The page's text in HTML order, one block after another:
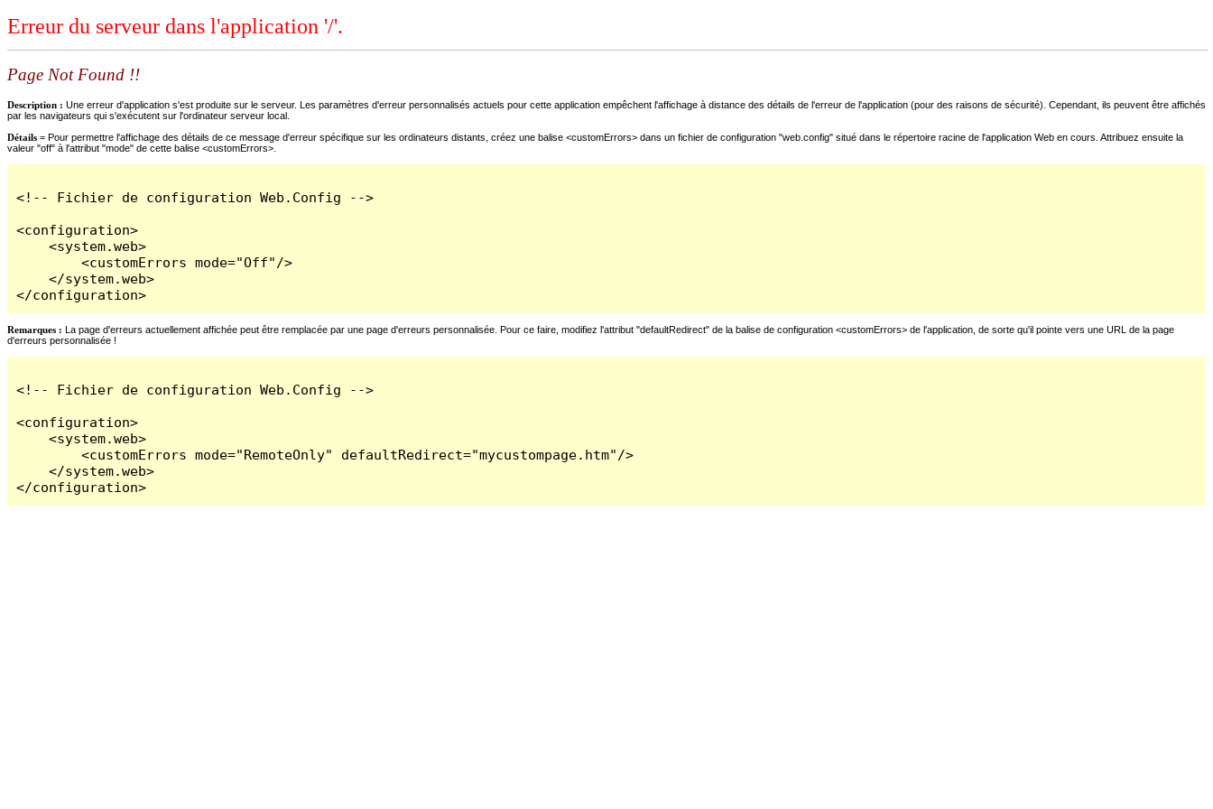
Erreur du serveur dans l'application '/'.
Page Not Found !!
Description : Une erreur d'application s'est produite sur le serveur. Les paramètres d'erreur personnalisés actuels pour cette application empêchent l'affichage à distance des détails de l'erreur de l'application (pour des raisons de sécurité). Cependant, ils peuvent être affichés
par les navigateurs qui s'exécutent sur l'ordinateur serveur local.
Détails = Pour permettre l'affichage des détails de ce message d'erreur spécifique sur les ordinateurs distants, créez une balise <customErrors> dans un fichier de configuration "web.config" situé dans le répertoire racine de l'application Web en cours. Attribuez ensuite la
valeur "off" à l'attribut "mode" de cette balise <customErrors>.
<!-- Fichier de configuration Web.Config -->
<configuration>
    <system.web>
        <customErrors mode="Off"/>
    </system.web>
</configuration>
Remarques : La page d'erreurs actuellement affichée peut être remplacée par une page d'erreurs personnalisée. Pour ce faire, modifiez l'attribut "defaultRedirect" de la balise de configuration <customErrors> de l'application, de sorte qu'il pointe vers une URL de la page
d'erreurs personnalisée !
<!-- Fichier de configuration Web.Config -->
<configuration>
    <system.web>
        <customErrors mode="RemoteOnly" defaultRedirect="mycustompage.htm"/>
    </system.web>
</configuration>